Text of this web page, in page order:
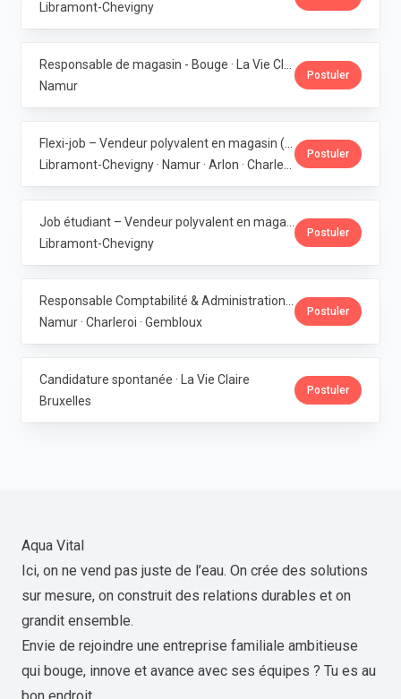
Libramont-Chevigny
Namur
Postuler
Postuler
Libramont-Chevigny
Postuler
Namur · Charleroi · Gembloux
Postuler
Candidature spontanée · La Vie Claire
Bruxelles
Postuler
Aqua Vital
Ici, on ne vend pas juste de l’eau. On crée des solutions
sur mesure, on construit des relations durables et on
grandit ensemble.
Envie de rejoindre une entreprise familiale ambitieuse
qui bouge, innove et avance avec ses équipes ? Tu es au